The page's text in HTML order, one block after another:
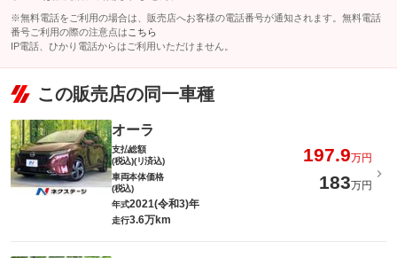
※無料電話をご利用の場合は、販売店へお客様の電話番号が通知されます。無料電話
番号ご利用の際の注意点は こちら
IP電話、ひかり電話からはご利用いただけません。
この販売店の同一車種
オーラ
支払総額
(税込)(リ済込)
197.9万円
車両本体価格
(税込)
183万円
年式2021(令和3)年
走行3.6万km